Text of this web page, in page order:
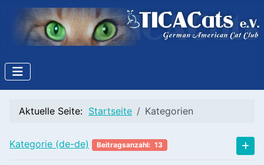
Aktuelle Seite: Startseite Kategorien
Kategorie (de-de) Beitragsanzahl: 13